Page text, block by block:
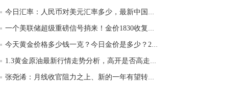
匿名网友-中金在线手机网：止损多少 老师
徐文婷：7美金
度。70一50？。
徐文婷：带上止损博弈，实时指导， 关注老
今日汇率：人民币对美元汇率多少，最新中国银行...
一个美联储超级重磅信号捎来！金价1830收复关键...
今天黄金价格多少钱一克？今日金价是多少？2023...
1.3黄金原油最新行情走势分析，高开是否高走金...
张尧浠：月线收官阻力之上、新的一年有望转强攀...